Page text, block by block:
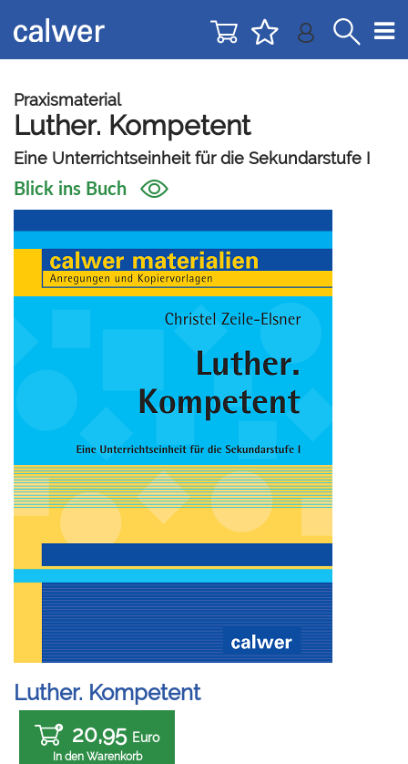
zur
Navigation
zum
Inhalt
Praxismaterial
Luther. Kompetent
Eine Unterrichtseinheit für die Sekundarstufe I
Blick ins Buch
Luther. Kompetent
20,95 Euro
In den Warenkorb